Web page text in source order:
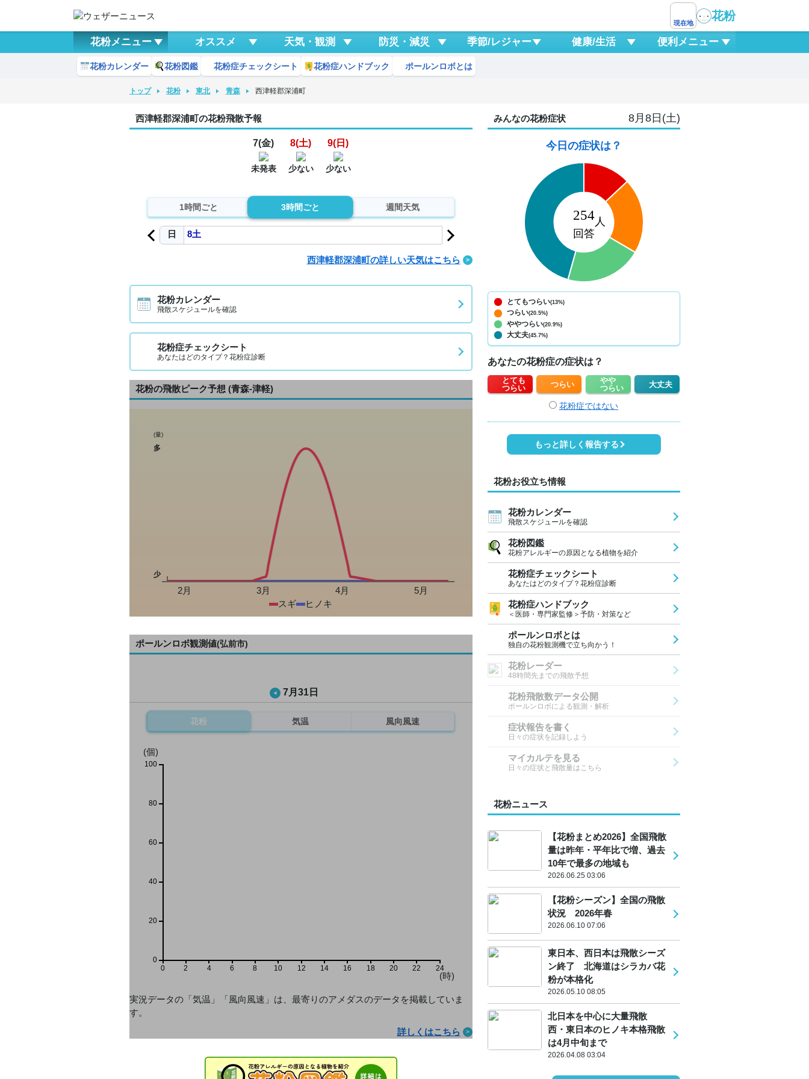
現在地
花粉
花粉メニュー オススメ 天気・観測 防災・減災 季節/レジャー 健康/生活 便利メニュー
花粉カレンダー 花粉図鑑 花粉症チェックシート 花粉症ハンドブック ポールンロボとは
トップ 花粉 東北 青森 西津軽郡深浦町
西津軽郡深浦町の花粉飛散予報
7(金)
未発表
8(土)
少ない
9(日)
少ない
1時間ごと 3時間ごと 週間天気
日
降水
ミリ
気温
℃
m/s
天気
8土
西津軽郡深浦町の詳しい天気はこちら
花粉カレンダー
飛散スケジュールを確認
花粉症チェックシート
あなたはどのタイプ？花粉症診断
花粉の飛散ピーク予想 (青森-津軽)
(量)
多
少
2月 3月 4月
5月
スギ
ヒノキ
ポールンロボ観測値(弘前市)
7月31日
花粉 気温 風向風速
0 2 4 6 8 10 12 14 16 18 20 22 24
(個)
(時)
0
20
40
60
80
100
実況データの「気温」「風向風速」は、最寄りのアメダスのデータを掲載していま
す。
詳しくはこちら
みんなの花粉症状 8月8日(土)
今日の症状は？
とてもつらい(13%)
つらい(20.5%)
ややつらい(20.9%)
大丈夫(45.7%)
あなたの花粉症の症状は？
とても
つらい
つらい
やや
つらい
大丈夫
花粉症ではない
もっと詳しく報告する
花粉お役立ち情報
花粉カレンダー
飛散スケジュールを確認
花粉図鑑
花粉アレルギーの原因となる植物を紹介
花粉症チェックシート
あなたはどのタイプ？花粉症診断
花粉症ハンドブック
＜医師・専門家監修＞予防・対策など
ポールンロボとは
独自の花粉観測機で立ち向かう！
花粉レーダー
48時間先までの飛散予想
花粉飛散数データ公開
ポールンロボによる観測・解析
症状報告を書く
日々の症状を記録しよう
マイカルテを見る
日々の症状と飛散量はこちら
花粉ニュース
【花粉まとめ2026】全国飛散
量は昨年・平年比で増、過去
10年で最多の地域も
2026.06.25 03:06
【花粉シーズン】全国の飛散
状況 2026年春
2026.06.10 07:06
東日本、西日本は飛散シーズ
ン終了 北海道はシラカバ花
粉が本格化
2026.05.10 08:05
北日本を中心に大量飛散
西・東日本のヒノキ本格飛散
は4月中旬まで
2026.04.08 03:04